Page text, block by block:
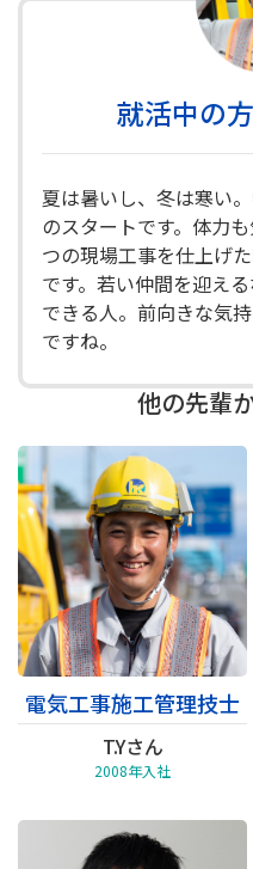
就活中の
夏は暑いし、冬は寒い
のスタートです。体力
つの現場工事を仕上げ
です。若い仲間を迎え
できる人。前向きな気
ですね。
他の先輩
電気工事施工管理技士
T.Yさん
2008年入社